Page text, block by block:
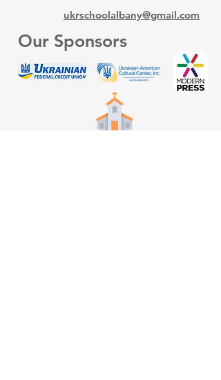
ukrschoolalbany@gmail.com
Our Sponsors